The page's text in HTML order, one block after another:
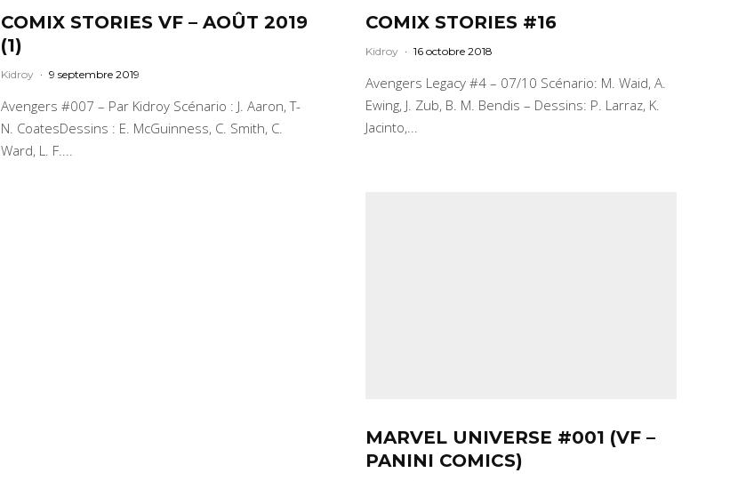
COMIX STORIES VF – AOÛT 2019
(1)
Kidroy · 9 septembre 2019
Avengers #007 – Par Kidroy Scénario : J. Aaron, T-
N. CoatesDessins : E. McGuinness, C. Smith, C.
Ward, L. F....
COMIX STORIES #16
Kidroy · 16 octobre 2018
Avengers Legacy #4 – 07/10 Scénario: M. Waid, A.
Ewing, J. Zub, B. M. Bendis – Dessins: P. Larraz, K.
Jacinto,...
MARVEL UNIVERSE #001 (VF –
PANINI COMICS)